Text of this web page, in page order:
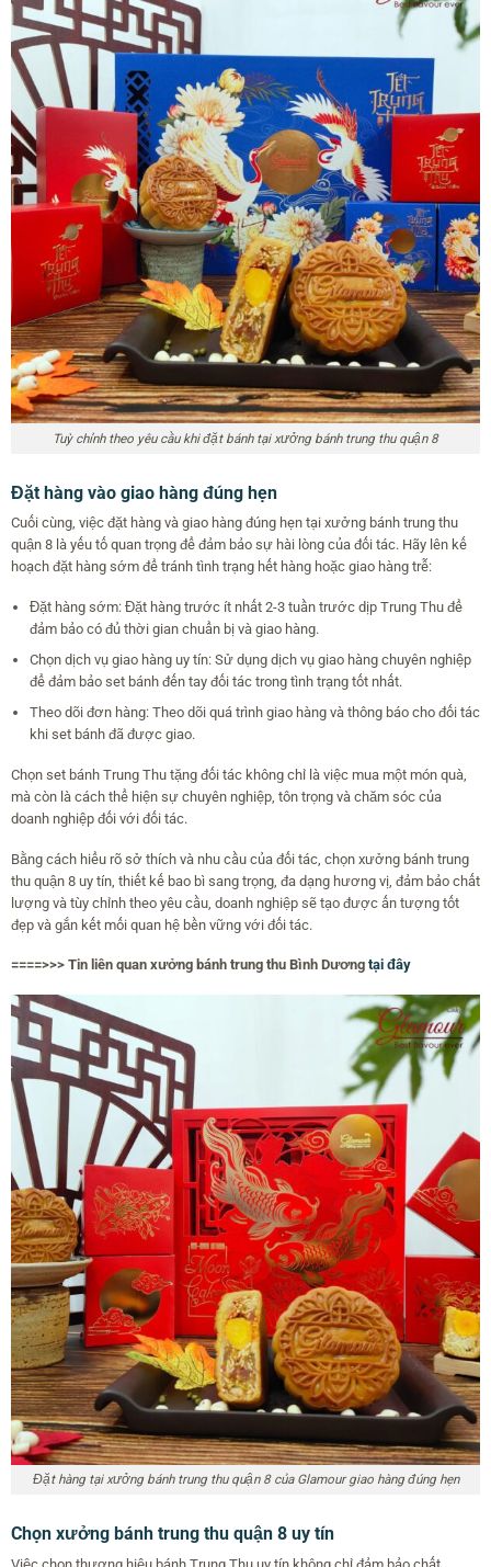
Tuỳ chỉnh theo yêu cầu khi đặt bánh tại xưởng bánh trung thu quận 8
Đặt hàng vào giao hàng đúng hẹn
Cuối cùng, việc đặt hàng và giao hàng đúng hẹn tại xưởng bánh trung thu
quận 8 là yếu tố quan trọng để đảm bảo sự hài lòng của đối tác. Hãy lên kế
hoạch đặt hàng sớm để tránh tình trạng hết hàng hoặc giao hàng trễ:
Đặt hàng sớm: Đặt hàng trước ít nhất 2-3 tuần trước dịp Trung Thu để
đảm bảo có đủ thời gian chuẩn bị và giao hàng.
Chọn dịch vụ giao hàng uy tín: Sử dụng dịch vụ giao hàng chuyên nghiệp
để đảm bảo set bánh đến tay đối tác trong tình trạng tốt nhất.
Theo dõi đơn hàng: Theo dõi quá trình giao hàng và thông báo cho đối tác
khi set bánh đã được giao.
Chọn set bánh Trung Thu tặng đối tác không chỉ là việc mua một món quà,
mà còn là cách thể hiện sự chuyên nghiệp, tôn trọng và chăm sóc của
doanh nghiệp đối với đối tác.
Bằng cách hiểu rõ sở thích và nhu cầu của đối tác, chọn xưởng bánh trung
thu quận 8 uy tín, thiết kế bao bì sang trọng, đa dạng hương vị, đảm bảo chất
lượng và tùy chỉnh theo yêu cầu, doanh nghiệp sẽ tạo được ấn tượng tốt
đẹp và gắn kết mối quan hệ bền vững với đối tác.
====>>> Tin liên quan xưởng bánh trung thu Bình Dương tại đây
Đặt hàng tại xưởng bánh trung thu quận 8 của Glamour giao hàng đúng hẹn
Chọn xưởng bánh trung thu quận 8 uy tín